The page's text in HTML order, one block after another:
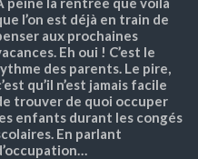
l’on est déjà en train de
aux prochaines
Eh oui ! C’est le
des parents. Le pire,
qu’il n’est jamais facile
trouver de quoi occuper
enfants durant les congés
En parlant